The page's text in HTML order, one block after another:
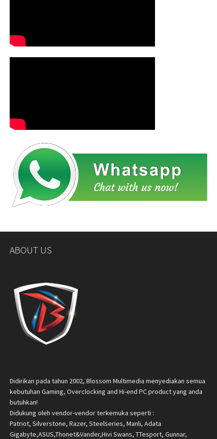
ABOUT US
Didirikan pada tahun 2002, Blossom Multimedia menyediakan semua
kebutuhan Gaming, Overclocking and Hi-end PC product yang anda
butuhkan!
Didukung oleh vendor-vendor terkemuka seperti :
Patriot, Silverstone, Razer, Steelseries, Manli, Adata
Gigabyte,ASUS,Thonet&Vander,Hivi Swans, TTesport, Gunnar,